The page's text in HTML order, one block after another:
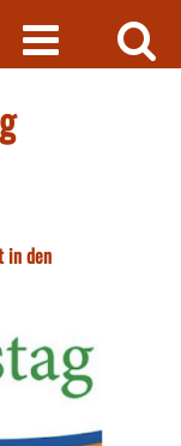
in den